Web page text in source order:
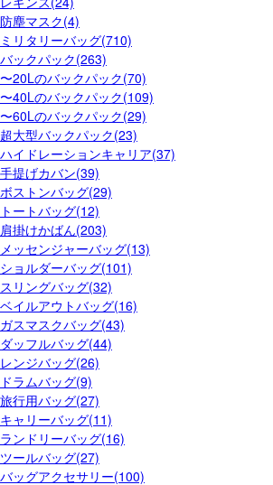
防塵マスク(4)
ミリタリーバッグ(710)
バックパック(263)
〜20Lのバックパック(70)
〜40Lのバックパック(109)
〜60Lのバックパック(29)
超大型バックパック(23)
ハイドレーションキャリア(37)
手提げカバン(39)
ボストンバッグ(29)
トートバッグ(12)
肩掛けかばん(203)
メッセンジャーバッグ(13)
ショルダーバッグ(101)
スリングバッグ(32)
ベイルアウトバッグ(16)
ガスマスクバッグ(43)
ダッフルバッグ(44)
レンジバッグ(26)
ドラムバッグ(9)
旅行用バッグ(27)
キャリーバッグ(11)
ランドリーバッグ(16)
ツールバッグ(27)
バッグアクセサリー(100)